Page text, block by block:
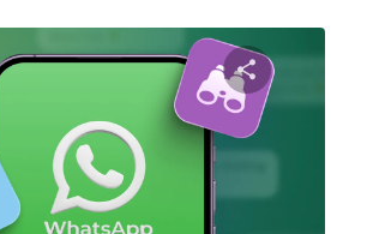
שתף מאמר זה